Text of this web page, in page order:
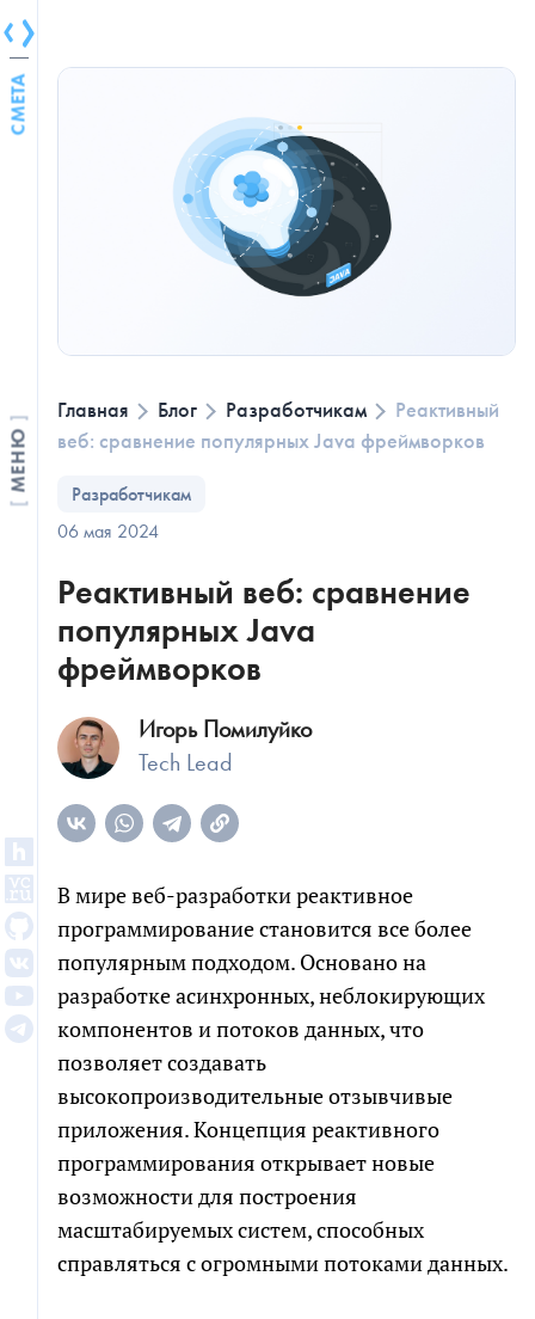
Главная Блог Разработчикам
Реактивный
веб: сравнение популярных Java фреймворков
Разработчикам
06 мая 2024
Реактивный веб: сравнение
популярных Java
фреймворков
Игорь Помилуйко
Tech Lead
В мире веб-разработки реактивное
программирование становится все более
популярным подходом. Основано на
разработке асинхронных, неблокирующих
компонентов и потоков данных, что
позволяет создавать
высокопроизводительные отзывчивые
приложения. Концепция реактивного
программирования открывает новые
возможности для построения
масштабируемых систем, способных
справляться с огромными потоками данных.
СМЕТА
МЕНЮ